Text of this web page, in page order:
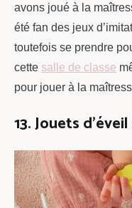
avons joué à la
été fan des jeux
toutefois se prendre
cette salle de classe
pour jouer à la
13. Jouets